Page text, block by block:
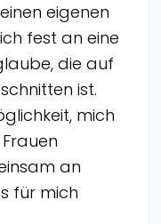
eigenen
fest an eine
die auf
ist.
mich
an
für mich